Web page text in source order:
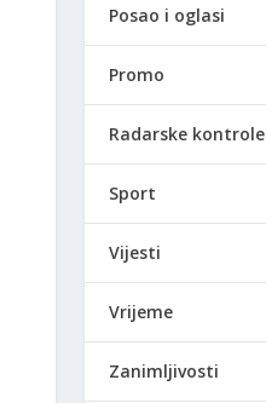
Posao i oglasi
Promo
Radarske kontrole
Sport
Vijesti
Vrijeme
Zanimljivosti